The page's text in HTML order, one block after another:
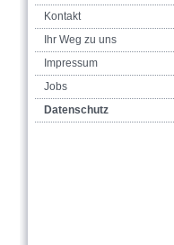
Kontakt
Ihr Weg zu uns
Impressum
Jobs
Datenschutz